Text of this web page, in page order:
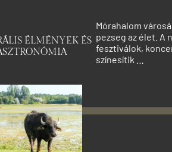
ÉLMÉNYEK ÉS
Mórahalom
pezseg az élet. A
fesztiválok,
színesítik …